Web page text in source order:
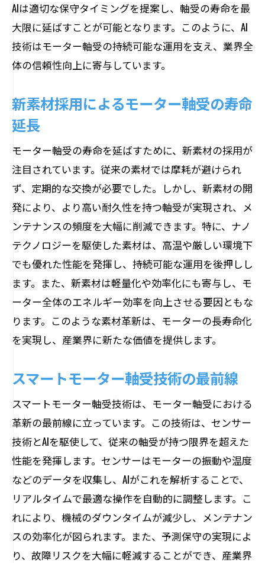
AIは適切な保守タイミングを提案し、軸受の寿命を最
大限に延ばすことが可能となります。このように、AI
技術はモーター軸受の持続可能な運用を支え、業界全
体の信頼性向上に寄与しています。
新素材採用によるモーター軸受の寿命
延長
モーター軸受の寿命を延ばすために、新素材の採用が
注目されています。従来の素材では摩耗が避けられ
ず、定期的な交換が必要でした。しかし、新素材の開
発により、より高い耐久性を持つ軸受が実現され、メ
ンテナンスの頻度を大幅に削減できます。特に、ナノ
テクノロジーを駆使した素材は、高温や厳しい環境下
でも優れた性能を発揮し、持続可能な運用を後押しし
ます。また、新素材は軽量化や効率化にも寄与し、モ
ーター全体のエネルギー効率を向上させる要因ともな
ります。このような素材革新は、モーターの長寿命化
を実現し、産業界に新たな価値を提供します。
スマートモーター軸受技術の最前線
スマートモーター軸受技術は、モーター軸受における
革新の最前線に立っています。この技術は、センサー
技術とAIを駆使して、従来の軸受が持つ限界を超えた
性能を発揮します。センサーはモーターの振動や温度
などのデータを収集し、AIがこれを解析することで、
リアルタイムで最適な操作を自動的に調整します。こ
れにより、機械のダウンタイムが減少し、メンテナン
スの効率化が図られます。また、予測保守の実現によ
り、故障リスクを大幅に軽減することができ、産業界